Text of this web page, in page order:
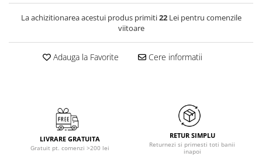
La achizitionarea acestui produs primiti22Lei pentru comenzile
viitoare
Adauga la Favorite Cere informatii
LIVRARE GRATUITA
Gratuit pt. comenzi >200 lei
RETUR SIMPLU
Returnezi si primesti toti banii
inapoi